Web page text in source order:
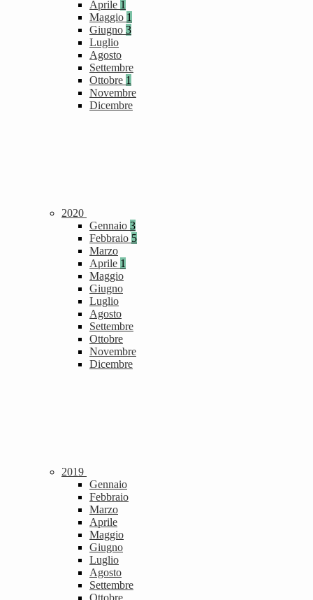
Aprile 1
Maggio 1
Giugno 3
Luglio
Agosto
Settembre
Ottobre 1
Novembre
Dicembre
2020
Gennaio 3
Febbraio 5
Marzo
Aprile 1
Maggio
Giugno
Luglio
Agosto
Settembre
Ottobre
Novembre
Dicembre
2019
Gennaio
Febbraio
Marzo
Aprile
Maggio
Giugno
Luglio
Agosto
Settembre